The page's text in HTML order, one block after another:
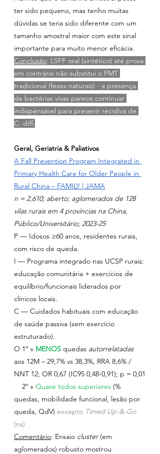
ter sido pequeno, mas tenho muitas
dúvidas se teria sido diferente com um
tamanho amostral maior com este sinal
importante para muito menor eficácia.
Conclusão: LSFF oral (sintético) até prova
em contrário não substitui o FMT
tradicional (fezes naturais) - a presença
de bactérias vivas parece continuar
indispensável para prevenir recidiva de
C. diff.
Geral, Geriatria & Paliativos
A Fall Prevention Program Integrated in
Primary Health Care for Older People in
Rural China – FAMILY | JAMA
n = 2,610; aberto; aglomerados de 128
vilas rurais em 4 províncias na China,
Público/Universitário; 2023-25
P — Idosos ≥60 anos, residentes rurais,
com risco de queda.
I — Programa integrado nas UCSP rurais:
educação comunitária + exercícios de
equilíbrio/funcionais liderados por
clínicos locais.
C — Cuidados habituais com educação
de saúde passiva (sem exercício
estruturado).
O 1º » MENOS quedas autorrelatadas
aos 12M – 29,7% vs 38,3%, RRA 8,6% /
NNT 12; OR 0,67 (IC95 0,48-0,91); p = 0,01
2º » Quase todos superiores (%
quedas, mobilidade funcional, lesão por
queda, QdV) excepto Timed Up-&-Go
(ns)
Comentário: Ensaio cluster (em
aglomerados) robusto mostrou